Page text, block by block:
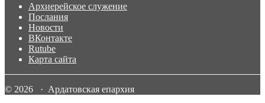
Архиерейское служение
Послания
Новости
ВКонтакте
Rutube
Карта сайта
© 2026 · Ардатовская епархия